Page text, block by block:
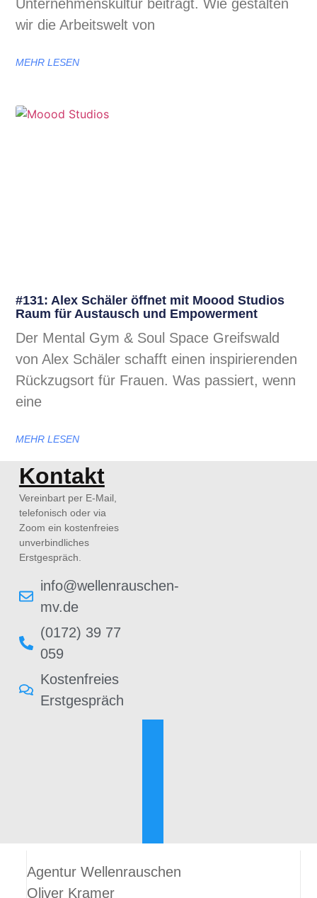
Unternehmenskultur beiträgt. Wie gestalten
wir die Arbeitswelt von
MEHR LESEN
#131: Alex Schäler öffnet mit Moood Studios
Raum für Austausch und Empowerment
Der Mental Gym & Soul Space Greifswald
von Alex Schäler schafft einen inspirierenden
Rückzugsort für Frauen. Was passiert, wenn
eine
MEHR LESEN
Kontakt
Vereinbart per E-Mail,
telefonisch oder via
Zoom ein kostenfreies
unverbindliches
Erstgespräch.
info@wellenrauschen-
mv.de
(0172) 39 77
059
Kostenfreies
Erstgespräch
Agentur Wellenrauschen
Oliver Kramer